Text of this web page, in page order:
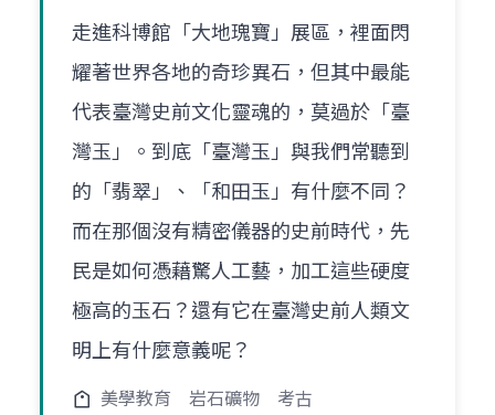
走進科博館「大地瑰寶」展區，裡面閃
耀著世界各地的奇珍異石，但其中最能
代表臺灣史前文化靈魂的，莫過於「臺
灣玉」。到底「臺灣玉」與我們常聽到
的「翡翠」、「和田玉」有什麼不同？
而在那個沒有精密儀器的史前時代，先
民是如何憑藉驚人工藝，加工這些硬度
極高的玉石？還有它在臺灣史前人類文
明上有什麼意義呢？
美學教育 岩石礦物 考古